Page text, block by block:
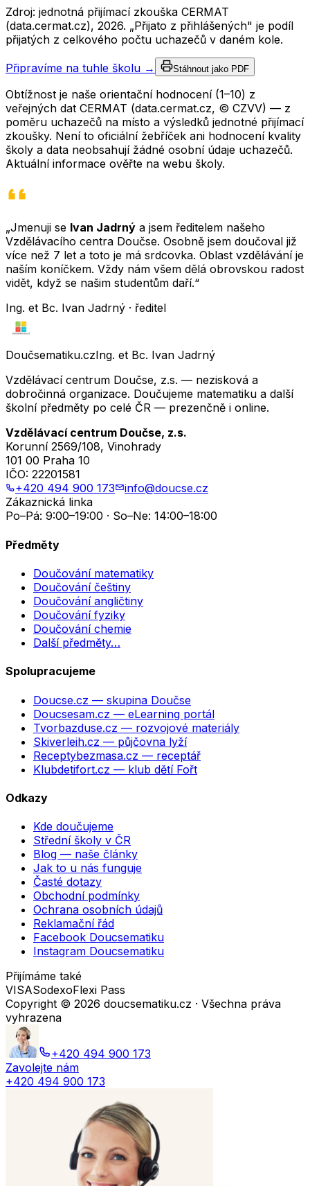
Zdroj: jednotná přijímací zkouška CERMAT
(data.cermat.cz), 2026. „Přijato z přihlášených" je podíl
přijatých z celkového počtu uchazečů v daném kole.
Připravíme na tuhle školu → Stáhnout jako PDF
Obtížnost je naše orientační hodnocení (1–10) z
veřejných dat CERMAT (data.cermat.cz, © CZVV) — z
poměru uchazečů na místo a výsledků jednotné přijímací
zkoušky. Není to oficiální žebříček ani hodnocení kvality
školy a data neobsahují žádné osobní údaje uchazečů.
Aktuální informace ověřte na webu školy.
„Jmenuji se Ivan Jadrný a jsem ředitelem našeho
Vzdělávacího centra Doučse. Osobně jsem doučoval již
více než 7 let a toto je má srdcovka. Oblast vzdělávání je
naším koníčkem. Vždy nám všem dělá obrovskou radost
vidět, když se našim studentům daří.“
Ing. et Bc. Ivan Jadrný · ředitel
Doučsematiku.czIng. et Bc. Ivan Jadrný
Vzdělávací centrum Doučse, z.s. — nezisková a
dobročinná organizace. Doučujeme matematiku a další
školní předměty po celé ČR — prezenčně i online.
Vzdělávací centrum Doučse, z.s.
Korunní 2569/108, Vinohrady
101 00 Praha 10
IČO: 22201581
+420 494 900 173
info@doucse.cz
Zákaznická linka
Po–Pá: 9:00–19:00 · So–Ne: 14:00–18:00
Předměty
Doučování matematiky
Doučování češtiny
Doučování angličtiny
Doučování fyziky
Doučování chemie
Další předměty…
Spolupracujeme
Doucse.cz — skupina Doučse
Doucsesam.cz — eLearning portál
Tvorbazduse.cz — rozvojové materiály
Skiverleih.cz — půjčovna lyží
Receptybezmasa.cz — receptář
Klubdetifort.cz — klub dětí Fořt
Odkazy
Kde doučujeme
Střední školy v ČR
Blog — naše články
Jak to u nás funguje
Časté dotazy
Obchodní podmínky
Ochrana osobních údajů
Reklamační řád
Facebook Doucsematiku
Instagram Doucsematiku
Přijímáme také
VISASodexoFlexi Pass
Copyright © 2026 doucsematiku.cz · Všechna práva
vyhrazena
+420 494 900 173
Zavolejte nám
+420 494 900 173